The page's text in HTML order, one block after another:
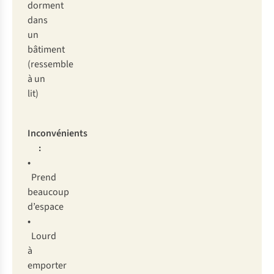
dorment
dans
un
bâtiment
(ressemble
à un
lit)
Inconvénients
:
•
Prend
beaucoup
d’espace
•
Lourd
à
emporter